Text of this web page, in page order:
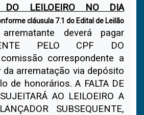
DO LEILOEIRO NO DIA
cláusula 7.1 do Edital de Leilão
deverá pagar
PELO CPF DO
comissão correspondente a
da arrematação via depósito
de honorários. A FALTA DE
AO LEILOEIRO A
SUBSEQUENTE,